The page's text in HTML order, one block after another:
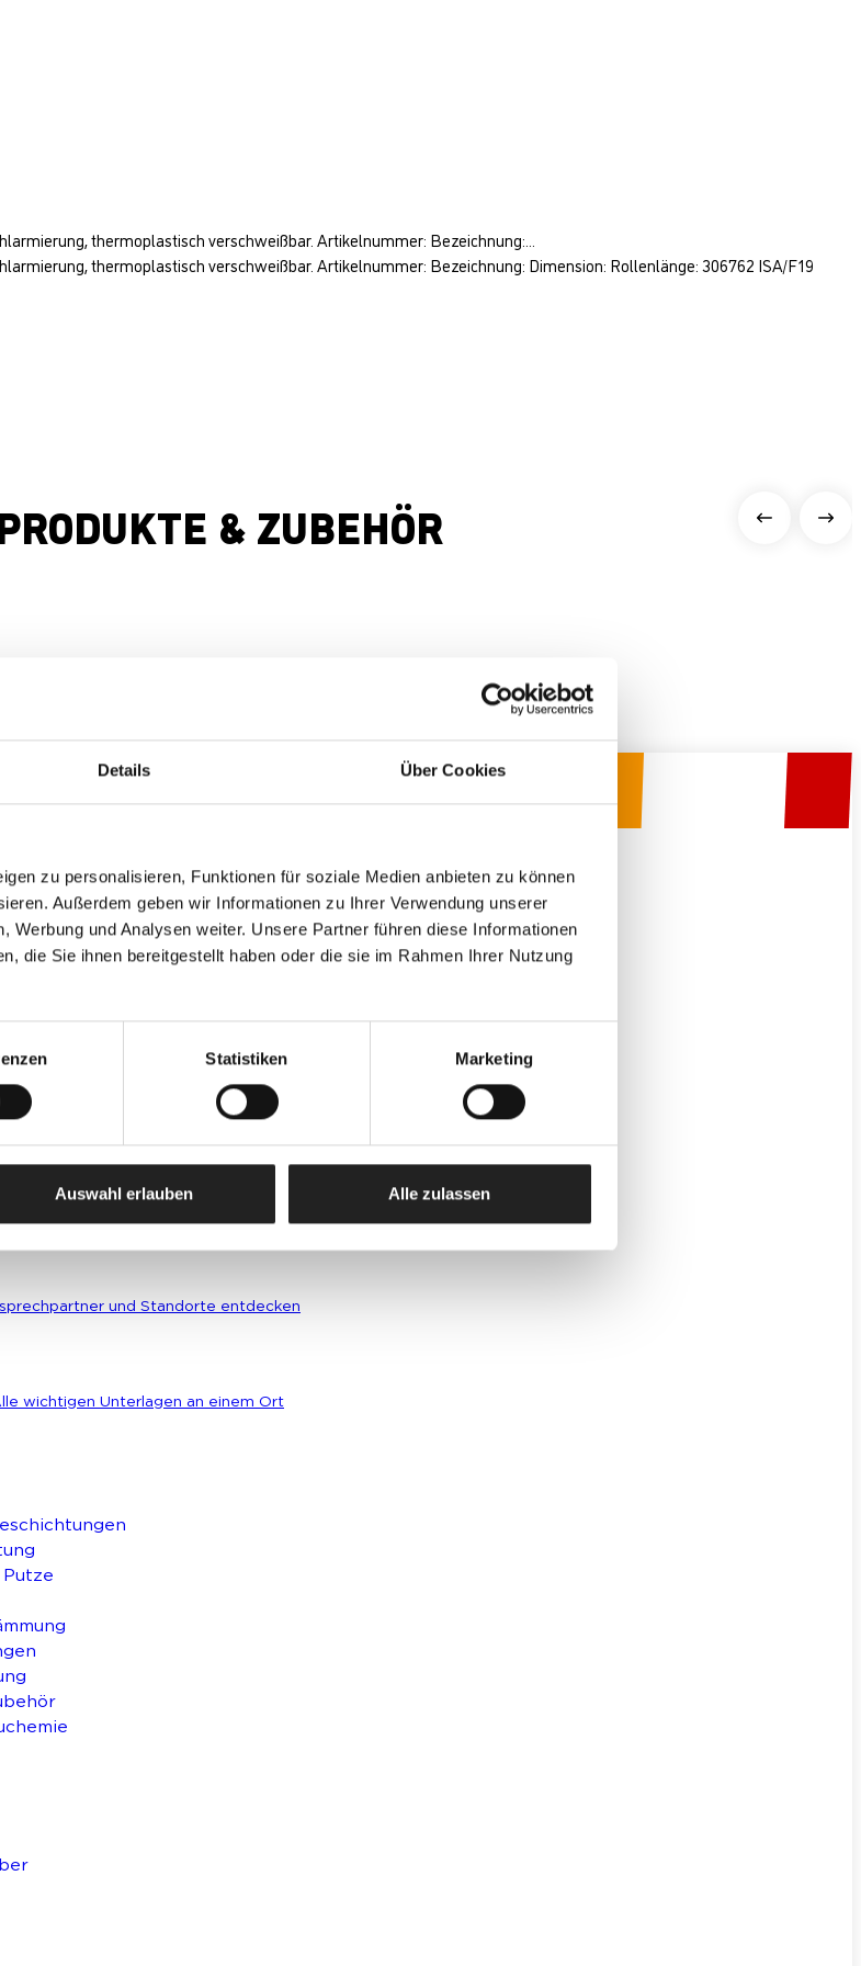
Details Über Cookies
zu personalisieren, Funktionen für soziale Medien anbieten zu können
Außerdem geben wir Informationen zu Ihrer Verwendung unserer
Werbung und Analysen weiter. Unsere Partner führen diese Informationen
die Sie ihnen bereitgestellt haben oder die sie im Rahmen Ihrer Nutzung
Statistiken Marketing
Auswahl erlauben Alle zulassen
thermoplastisch verschweißbar. Artikelnummer: Bezeichnung:...
thermoplastisch verschweißbar. Artikelnummer: Bezeichnung: Dimension: Rollenlänge: 306762 ISA/F19
& ZUBEHÖR
und Standorte entdecken
wichtigen Unterlagen an einem Ort